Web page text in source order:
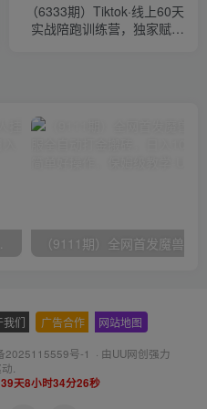
（6333期）Tiktok·线上60天
实战陪跑训练营，独家赋能
我们 广告合作 网站地图
2025115559号-1 · 由UU网创强力
.
天8小时34分26秒